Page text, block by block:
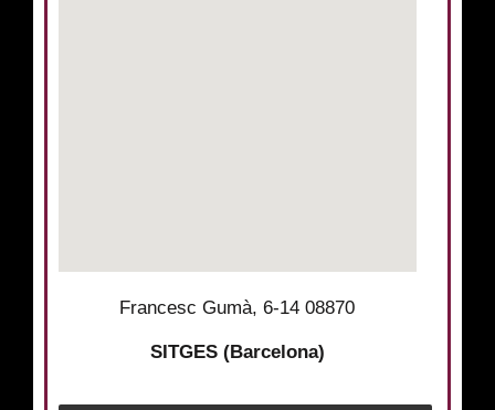
Francesc Gumà, 6-14 08870
SITGES (Barcelona)